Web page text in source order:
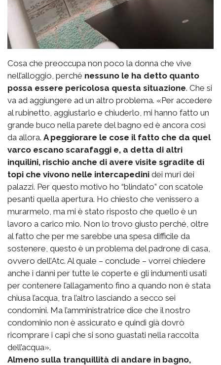
Cosa che preoccupa non poco la donna che vive
nell’alloggio, perché nessuno le ha detto quanto
possa essere pericolosa questa situazione. Che si
va ad aggiungere ad un altro problema. «Per accedere
al rubinetto, aggiustarlo e chiuderlo, mi hanno fatto un
grande buco nella parete del bagno ed è ancora così
da allora. A peggiorare le cose il fatto che da quel
varco escano scarafaggi e, a detta di altri
inquilini, rischio anche di avere visite sgradite di
topi che vivono nelle intercapedini dei muri dei
palazzi. Per questo motivo ho “blindato” con scatole
pesanti quella apertura. Ho chiesto che venissero a
murarmelo, ma mi è stato risposto che quello è un
lavoro a carico mio. Non lo trovo giusto perché, oltre
al fatto che per me sarebbe una spesa difficile da
sostenere, questo è un problema del padrone di casa,
ovvero dell’Atc. Al quale – conclude – vorrei chiedere
anche i danni per tutte le coperte e gli indumenti usati
per contenere l’allagamento fino a quando non è stata
chiusa l’acqua, tra l’altro lasciando a secco sei
condomini. Ma l’amministratrice dice che il nostro
condominio non è assicurato e quindi già dovrò
ricomprare i capi che si sono guastati nella raccolta
dell’acqua».
Almeno sulla tranquillità di andare in bagno,